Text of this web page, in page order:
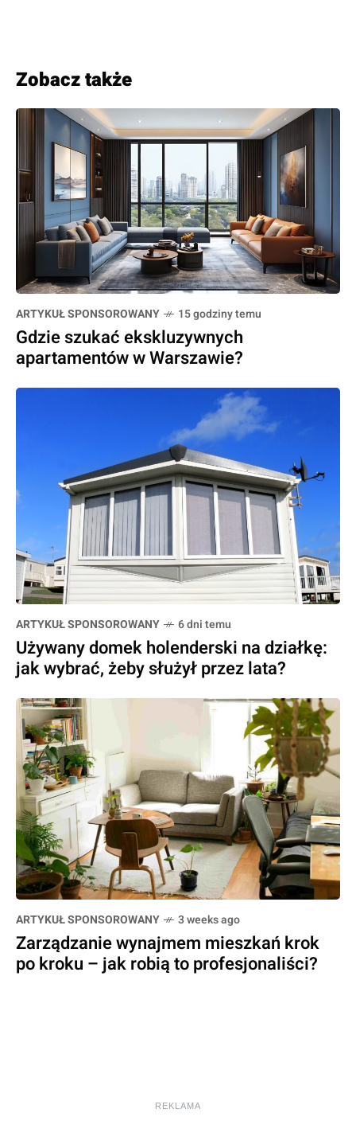
Zobacz także
ARTYKUŁ SPONSOROWANY 15 godziny temu
Gdzie szukać ekskluzywnych
apartamentów w Warszawie?
ARTYKUŁ SPONSOROWANY 6 dni temu
Używany domek holenderski na działkę:
jak wybrać, żeby służył przez lata?
ARTYKUŁ SPONSOROWANY 3 weeks ago
Zarządzanie wynajmem mieszkań krok
po kroku – jak robią to profesjonaliści?
REKLAMA